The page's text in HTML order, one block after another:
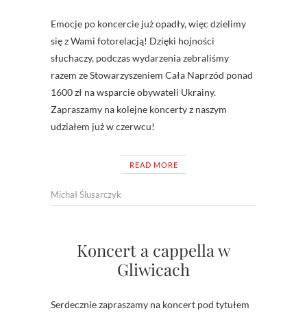
Emocje po koncercie już opadły, więc dzielimy
się z Wami fotorelacją! Dzięki hojności
słuchaczy, podczas wydarzenia zebraliśmy
razem ze Stowarzyszeniem Cała Naprzód ponad
1600 zł na wsparcie obywateli Ukrainy.
Zapraszamy na kolejne koncerty z naszym
udziałem już w czerwcu!
READ MORE
Michał Ślusarczyk
Koncert a cappella w
Gliwicach
Serdecznie zapraszamy na koncert pod tytułem